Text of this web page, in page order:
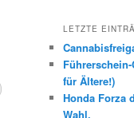
LETZTE
für Ältere!)
Honda Forza
Wahl.